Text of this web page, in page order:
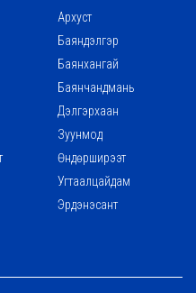
Архуст
Баяндэлгэр
Баянхангай
Баянчандмань
Дэлгэрхаан
Зуунмод
Өндөрширээт
Угтаалцайдам
Эрдэнэсант